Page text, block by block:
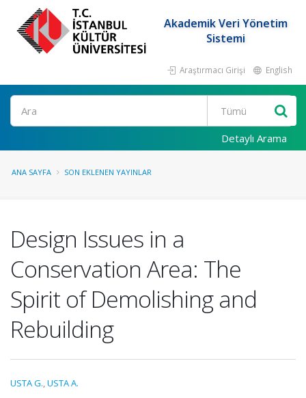
Akademik Veri Yönetim
Sistemi
Araştırmacı Girişi English
Ara
Detaylı Arama
ANA SAYFA SON EKLENEN YAYINLAR
Design Issues in a
Conservation Area: The
Spirit of Demolishing and
Rebuilding
USTA G.,USTA A.